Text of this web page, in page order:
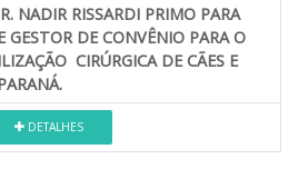
NADIR RISSARDI PRIMO PARA
GESTOR DE CONVÊNIO PARA O
CIRÚRGICA DE CÃES E
DETALHES